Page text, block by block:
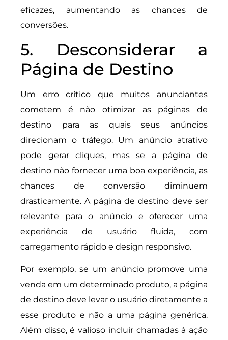
eficazes, aumentando as chances de
conversões.
5. Desconsiderar a
Página de Destino
Um erro crítico que muitos anunciantes
cometem é não otimizar as páginas de
destino para as quais seus anúncios
direcionam o tráfego. Um anúncio atrativo
pode gerar cliques, mas se a página de
destino não fornecer uma boa experiência, as
chances de conversão diminuem
drasticamente. A página de destino deve ser
relevante para o anúncio e oferecer uma
experiência de usuário fluida, com
carregamento rápido e design responsivo.
Por exemplo, se um anúncio promove uma
venda em um determinado produto, a página
de destino deve levar o usuário diretamente a
esse produto e não a uma página genérica.
Além disso, é valioso incluir chamadas à ação